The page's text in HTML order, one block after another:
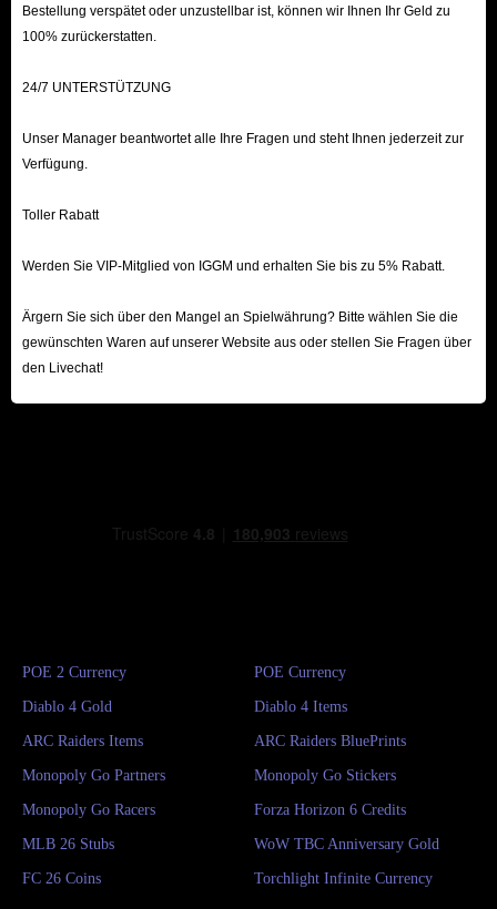
Bestellung verspätet oder unzustellbar ist, können wir Ihnen Ihr Geld zu
100% zurückerstatten.
24/7 UNTERSTÜTZUNG
Unser Manager beantwortet alle Ihre Fragen und steht Ihnen jederzeit zur
Verfügung.
Toller Rabatt
Werden Sie VIP-Mitglied von IGGM und erhalten Sie bis zu 5% Rabatt.
Ärgern Sie sich über den Mangel an Spielwährung? Bitte wählen Sie die
gewünschten Waren auf unserer Website aus oder stellen Sie Fragen über
den Livechat!
POE 2 Currency POE Currency
Diablo 4 Gold Diablo 4 Items
ARC Raiders Items ARC Raiders BluePrints
Monopoly Go Partners Monopoly Go Stickers
Monopoly Go Racers Forza Horizon 6 Credits
MLB 26 Stubs WoW TBC Anniversary Gold
FC 26 Coins Torchlight Infinite Currency